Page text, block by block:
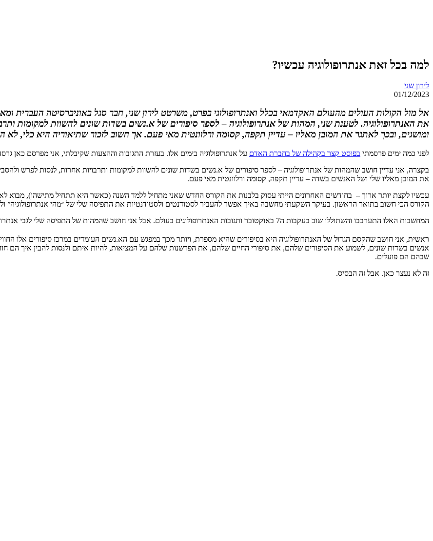
למה בכל זאת אנתרופולוגיה עכשיו?
לירון שני
01/12/2023
אל מול הקולות העולים מהעולם האקדמאי בכלל ואנתרופולוגי בפרט, משרטט לירון שני, חבר סגל באוניברסיטה
את האנתרופולוגיה. לטענת שני, המהות של אנתרופולוגיה – לספר סיפורים של א.נשים בשדות שונים להשוות למקומות
ומושגים, ובכך לאתגר את המובן מאליו – עדיין תקפה, קסומה ורלוונטית מאי פעם. אך חשוב לזכור שתיאוריה היא כלי, לא
לפני כמה ימים פרסמתי בפוסט קצר בקהילה של בחברת האדם על אנתרופולוגיה בימים אלו. בעזרת התגובות וההצעות שקיבלתי, אני מפרסם כאן
בקצרה, אני עדיין חושב שהמהות של אנתרופולוגיה – לספר סיפורים של א.נשים בשדות שונים להשוות למקומות ותרבויות אחרות, לנסות לפרש
את המובן מאליו שלי ושל האנשים בשדה – עדיין תקפה, קסומה ורלוונטית מאי פעם.
עכשיו לקצת יותר ארוך – בחודשים האחרונים הייתי עסוק בלבנות את הקורס החדש שאני מתחיל ללמד השנה (כאשר היא תתחיל מתישהו), מבוא
הקורס הכי חשוב בתואר הראשון. בעיקר השקעתי מחשבה באיך אפשר להעביר לסטודנטים ולסטודנטיות את התפיסה שלי של ״מהי אנתרופולוגיה״
המחשבות האלו התערבבו והשתוללו שוב בעקבות ה7 באוקטובר ותגובות האנתרופולוגים בעולם. אבל אני חושב שהמהות של התפיסה שלי לגבי אנתרופולוגיה, לא השתנתה ואף התחדדה.
ראשית, אני חושב שהקסם הגדול של האנתרופולוגיה היא בסיפורים שהיא מספרת, ויותר מכך במפגש עם הא.נשים העומדים במרכז סיפורים אלו
אנשים בשדות שונים, לשמוע את הסיפורים שלהם, את סיפורי החיים שלהם, את הפרשנות שלהם על המציאות, להיות איתם ולנסות להבין איך הם
שבהם הם פועלים.
זה לא נעצר כאן. אבל זה הבסיס.